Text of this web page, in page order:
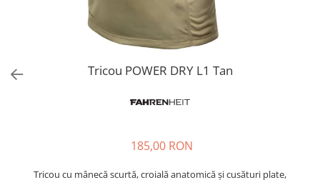
Tricou POWER DRY L1 Tan
185,00 RON
Tricou cu mânecă scurtă, croială anatomică și cusături plate,